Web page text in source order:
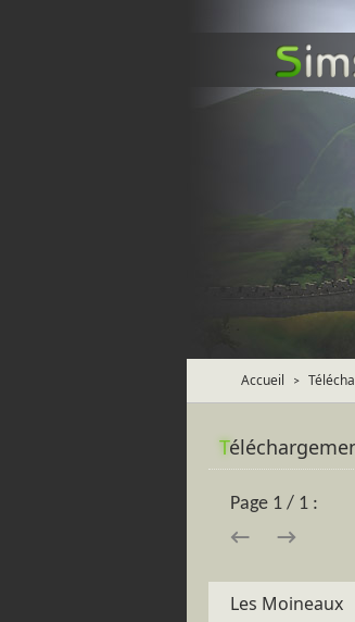
Accueil >
T
Page 1 / 1 :
← →
Les Moineaux